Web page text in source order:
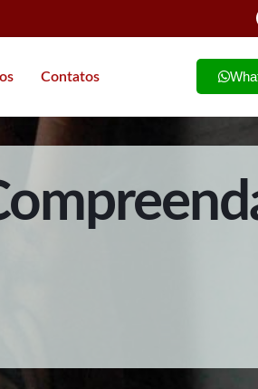
Contatos